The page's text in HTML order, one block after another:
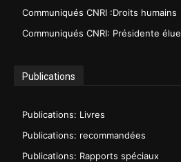
Communiqués CNRI :Droits humains
Communiqués CNRI: Présidente élue
Publications
Publications: Livres
Publications: recommandées
Publications: Rapports spéciaux